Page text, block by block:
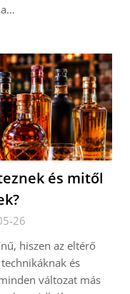
és mitől
26
hiszen az eltérő
és
változat más